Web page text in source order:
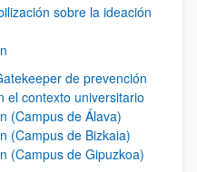
sobre la ideación
de prevención
el contexto universitario
(Campus de Álava)
(Campus de Bizkaia)
(Campus de Gipuzkoa)